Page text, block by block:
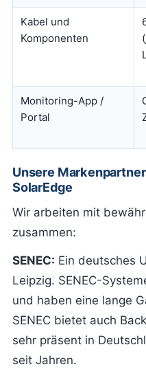
Kabel und
Komponenten
Monitoring-App /
Portal
Unsere
SolarEdge
Wir arbeiten mit
zusammen:
SENEC: Ein deutsches
Leipzig. SENEC-
und haben eine lange
SENEC bietet auch
sehr präsent in
seit Jahren.